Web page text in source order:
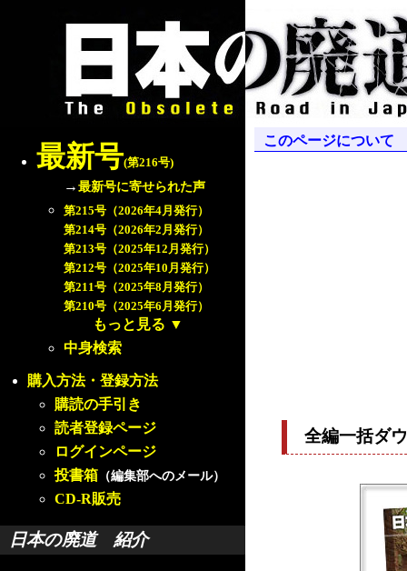
最新号(第216号)
→最新号に寄せられた声
第215号（2026年4月発行）
第214号（2026年2月発行）
第213号（2025年12月発行）
第212号（2025年10月発行）
第211号（2025年8月発行）
第210号（2025年6月発行）
もっと見る ▼
中身検索
購入方法・登録方法
購読の手引き
読者登録ページ
ログインページ
投書箱 （編集部へのメール）
CD-R販売
日本の廃道 紹介
このページについて
全編一括ダ